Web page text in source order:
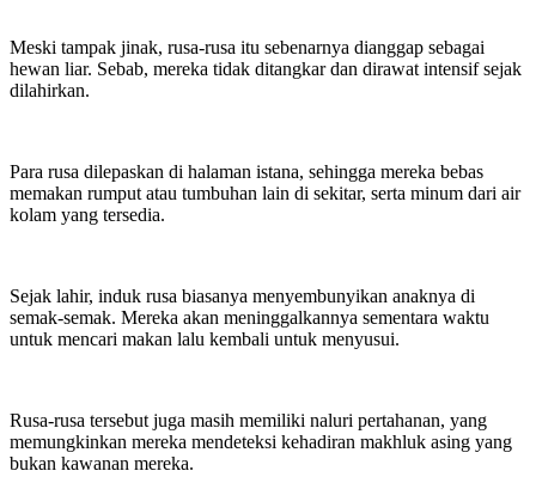
Meski tampak jinak, rusa-rusa itu sebenarnya dianggap sebagai
hewan liar. Sebab, mereka tidak ditangkar dan dirawat intensif sejak
dilahirkan.
Para rusa dilepaskan di halaman istana, sehingga mereka bebas
memakan rumput atau tumbuhan lain di sekitar, serta minum dari air
kolam yang tersedia.
Sejak lahir, induk rusa biasanya menyembunyikan anaknya di
semak-semak. Mereka akan meninggalkannya sementara waktu
untuk mencari makan lalu kembali untuk menyusui.
Rusa-rusa tersebut juga masih memiliki naluri pertahanan, yang
memungkinkan mereka mendeteksi kehadiran makhluk asing yang
bukan kawanan mereka.